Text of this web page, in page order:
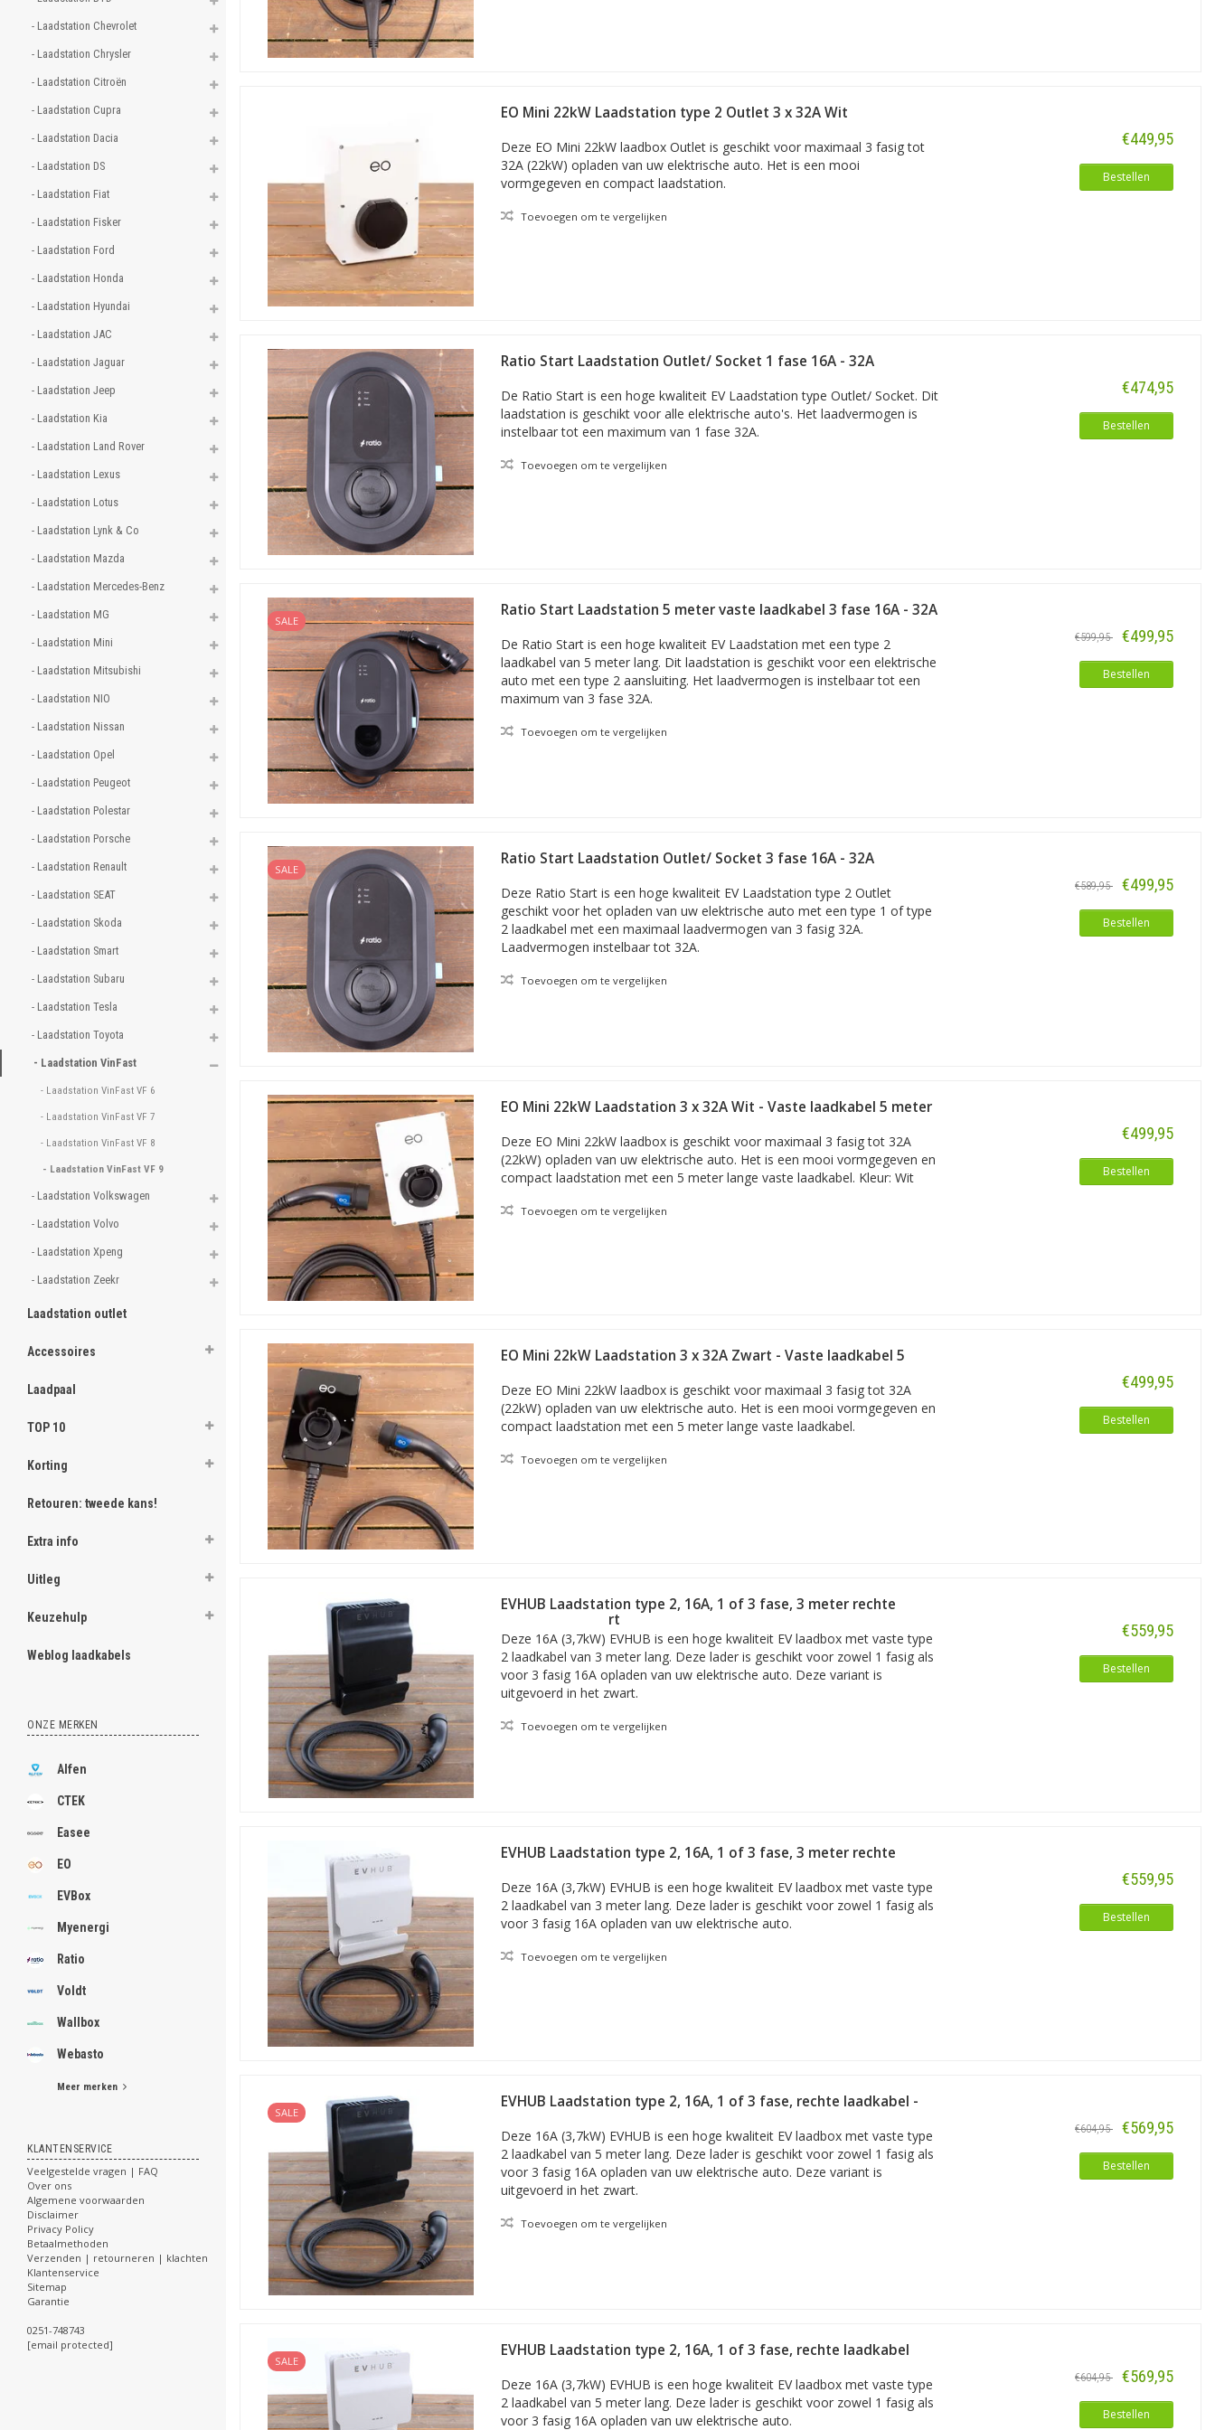
- Laadstation Chevrolet
- Laadstation Chrysler
- Laadstation Citroën
- Laadstation Cupra
- Laadstation Dacia
- Laadstation DS
- Laadstation Fiat
- Laadstation Fisker
- Laadstation Ford
- Laadstation Honda
- Laadstation Hyundai
- Laadstation JAC
- Laadstation Jaguar
- Laadstation Jeep
- Laadstation Kia
- Laadstation Land Rover
- Laadstation Lexus
- Laadstation Lotus
- Laadstation Lynk & Co
- Laadstation Mazda
- Laadstation Mercedes-Benz
- Laadstation MG
- Laadstation Mini
- Laadstation Mitsubishi
- Laadstation NIO
- Laadstation Nissan
- Laadstation Opel
- Laadstation Peugeot
- Laadstation Polestar
- Laadstation Porsche
- Laadstation Renault
- Laadstation SEAT
- Laadstation Skoda
- Laadstation Smart
- Laadstation Subaru
- Laadstation Tesla
- Laadstation Toyota
- Laadstation VinFast
- Laadstation VinFast VF 6
- Laadstation VinFast VF 7
- Laadstation VinFast VF 8
- Laadstation VinFast VF 9
- Laadstation Volkswagen
- Laadstation Volvo
- Laadstation Xpeng
- Laadstation Zeekr
Laadstation outlet
Accessoires
Laadpaal
TOP 10
Korting
Retouren: tweede kans!
Extra info
Uitleg
Keuzehulp
Weblog laadkabels
ONZE MERKEN
Alfen
CTEK
Easee
EO
EVBox
Myenergi
Ratio
Voldt
Wallbox
Webasto
Meer merken
KLANTENSERVICE
Veelgestelde vragen | FAQ
Over ons
Algemene voorwaarden
Disclaimer
Privacy Policy
Betaalmethoden
Verzenden | retourneren | klachten
Klantenservice
Sitemap
Garantie
0251-748743
[email protected]
EO Mini 22kW Laadstation type 2 Outlet 3 x 32A Wit
Deze EO Mini 22kW laadbox Outlet is geschikt voor maximaal 3 fasig tot
32A (22kW) opladen van uw elektrische auto. Het is een mooi
vormgegeven en compact laadstation.
Toevoegen om te vergelijken
€449,95
Bestellen
Ratio Start Laadstation Outlet/ Socket 1 fase 16A - 32A
De Ratio Start is een hoge kwaliteit EV Laadstation type Outlet/ Socket. Dit
laadstation is geschikt voor alle elektrische auto's. Het laadvermogen is
instelbaar tot een maximum van 1 fase 32A.
Toevoegen om te vergelijken
€474,95
Bestellen
SALE
Ratio Start Laadstation 5 meter vaste laadkabel 3 fase 16A - 32A
De Ratio Start is een hoge kwaliteit EV Laadstation met een type 2
laadkabel van 5 meter lang. Dit laadstation is geschikt voor een elektrische
auto met een type 2 aansluiting. Het laadvermogen is instelbaar tot een
maximum van 3 fase 32A.
Toevoegen om te vergelijken
€599,95 €499,95
Bestellen
SALE
Ratio Start Laadstation Outlet/ Socket 3 fase 16A - 32A
Deze Ratio Start is een hoge kwaliteit EV Laadstation type 2 Outlet
geschikt voor het opladen van uw elektrische auto met een type 1 of type
2 laadkabel met een maximaal laadvermogen van 3 fasig 32A.
Laadvermogen instelbaar tot 32A.
Toevoegen om te vergelijken
€589,95 €499,95
Bestellen
EO Mini 22kW Laadstation 3 x 32A Wit - Vaste laadkabel 5 meter
Deze EO Mini 22kW laadbox is geschikt voor maximaal 3 fasig tot 32A
(22kW) opladen van uw elektrische auto. Het is een mooi vormgegeven en
compact laadstation met een 5 meter lange vaste laadkabel. Kleur: Wit
Toevoegen om te vergelijken
€499,95
Bestellen
EO Mini 22kW Laadstation 3 x 32A Zwart - Vaste laadkabel 5
Deze EO Mini 22kW laadbox is geschikt voor maximaal 3 fasig tot 32A
(22kW) opladen van uw elektrische auto. Het is een mooi vormgegeven en
compact laadstation met een 5 meter lange vaste laadkabel.
Toevoegen om te vergelijken
€499,95
Bestellen
EVHUB Laadstation type 2, 16A, 1 of 3 fase, 3 meter rechte
laadkabel - Zwart
Deze 16A (3,7kW) EVHUB is een hoge kwaliteit EV laadbox met vaste type
2 laadkabel van 3 meter lang. Deze lader is geschikt voor zowel 1 fasig als
voor 3 fasig 16A opladen van uw elektrische auto. Deze variant is
uitgevoerd in het zwart.
Toevoegen om te vergelijken
€559,95
Bestellen
EVHUB Laadstation type 2, 16A, 1 of 3 fase, 3 meter rechte
Deze 16A (3,7kW) EVHUB is een hoge kwaliteit EV laadbox met vaste type
2 laadkabel van 3 meter lang. Deze lader is geschikt voor zowel 1 fasig als
voor 3 fasig 16A opladen van uw elektrische auto.
Toevoegen om te vergelijken
€559,95
Bestellen
SALE
EVHUB Laadstation type 2, 16A, 1 of 3 fase, rechte laadkabel -
Deze 16A (3,7kW) EVHUB is een hoge kwaliteit EV laadbox met vaste type
2 laadkabel van 5 meter lang. Deze lader is geschikt voor zowel 1 fasig als
voor 3 fasig 16A opladen van uw elektrische auto. Deze variant is
uitgevoerd in het zwart.
Toevoegen om te vergelijken
€604,95 €569,95
Bestellen
SALE
EVHUB Laadstation type 2, 16A, 1 of 3 fase, rechte laadkabel
Deze 16A (3,7kW) EVHUB is een hoge kwaliteit EV laadbox met vaste type
2 laadkabel van 5 meter lang. Deze lader is geschikt voor zowel 1 fasig als
voor 3 fasig 16A opladen van uw elektrische auto.
€604,95 €569,95
Bestellen